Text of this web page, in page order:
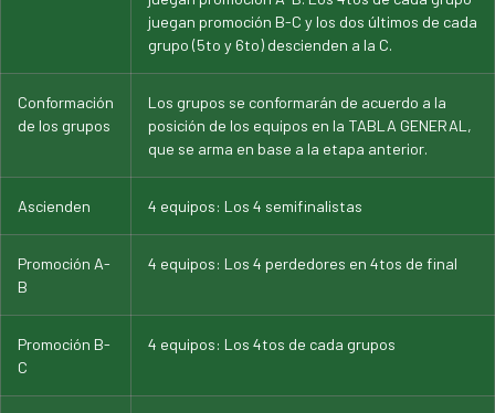
juegan promoción B-C y los dos últimos de cada
grupo (5to y 6to) descienden a la C.
Conformación
de los grupos
Los grupos se conformarán de acuerdo a la
posición de los equipos en la TABLA GENERAL,
que se arma en base a la etapa anterior.
Ascienden 4 equipos: Los 4 semifinalistas
Promoción A-
B
4 equipos: Los 4 perdedores en 4tos de final
Promoción B-
C
4 equipos: Los 4tos de cada grupos